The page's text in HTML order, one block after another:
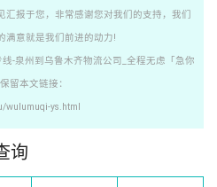
报于您，非常感谢您对我们的支持，我们
满意就是我们前进的动力!
-泉州到乌鲁木齐物流公司_全程无虑「急你
留本文链接：
wulumuqi-ys.html
询